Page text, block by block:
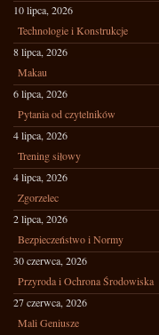
10 lipca, 2026
Technologie i Konstrukcje
8 lipca, 2026
Makau
6 lipca, 2026
Pytania od czytelników
4 lipca, 2026
Trening siłowy
4 lipca, 2026
Zgorzelec
2 lipca, 2026
Bezpieczeństwo i Normy
30 czerwca, 2026
Przyroda i Ochrona Środowiska
27 czerwca, 2026
Mali Geniusze